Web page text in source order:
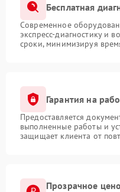
Бесплатная
Современное
экспресс-диагностику и
сроки, минимизируя
Гарантия на
Предоставляется
выполненные работы и
защищает клиента от
Прозрачное